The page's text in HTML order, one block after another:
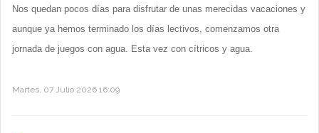
Nos quedan pocos días para disfrutar de unas merecidas vacaciones y
aunque ya hemos terminado los días lectivos, comenzamos otra
jornada de juegos con agua. Esta vez con cítricos y agua.
Martes, 07 Julio 2026 16:09